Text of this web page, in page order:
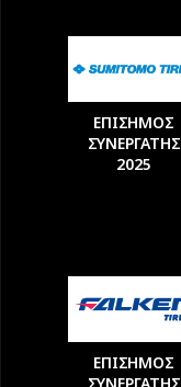
ΕΠΙΣΗΜΟΣ
ΣΥΝΕΡΓΑΤΗΣ
2025
ΕΠΙΣΗΜΟΣ